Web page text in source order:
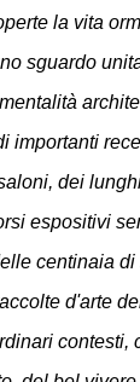
la vita
sguardo
importanti
dei
espositivi
centinaia di
d'arte
contesti,